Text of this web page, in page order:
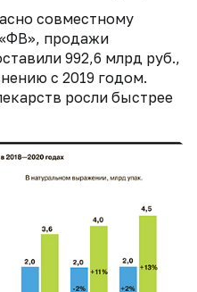
совместному
продажи
992,6 млрд руб.,
с 2019 годом.
росли быстрее